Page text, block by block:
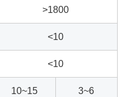
>1800
<10
<10
10~15 3~6